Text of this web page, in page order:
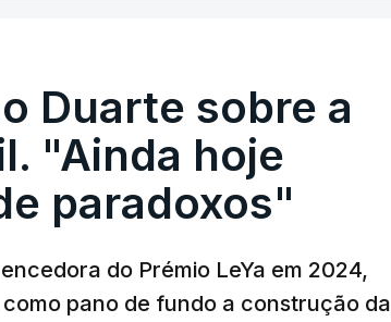
Duarte sobre a
"Ainda hoje
paradoxos"
do Prémio LeYa em 2024,
pano de fundo a construção da